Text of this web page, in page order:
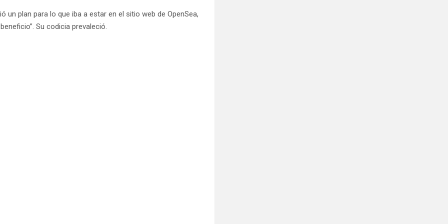
un plan para lo que iba a estar en el sitio web de OpenSea,
Su codicia prevaleció.